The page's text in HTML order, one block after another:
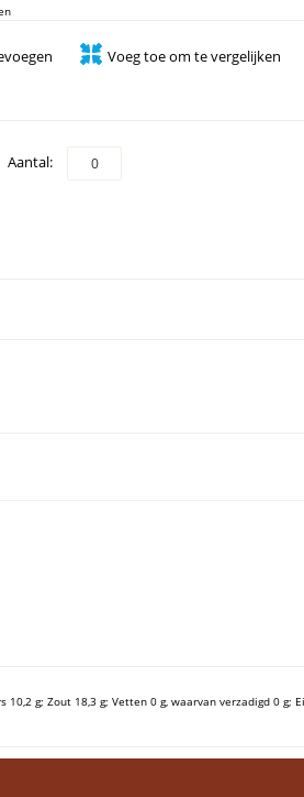
Voeg toe om te vergelijken
Aantal:
10,2 g; Zout 18,3 g; Vetten 0 g, waarvan verzadigd 0 g;